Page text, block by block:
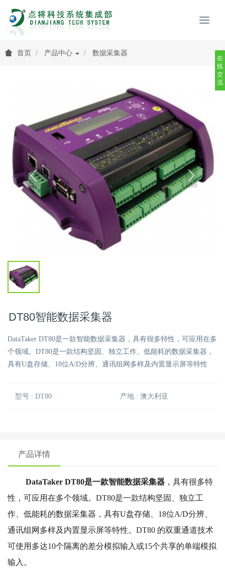
首页 产品中心 数据采集器
DT80智能数据采集器
DataTaker DT80是一款智能数据采集器，具有很多特性，可应用在多
个领域。DT80是一款结构坚固、独立工作、低能耗的数据采集器，
具有U盘存储、18位A/D分辨、通讯组网多样及内置显示屏等特性
型号 : DT80 产地 : 澳大利亚
产品详情
DataTaker DT80是一款智能数据采集器 ，具有很多特
性，可应用在多个领域。DT80是一款结构坚固、独立工
作、低能耗的数据采集器，具有U盘存储、18位A/D分辨、
通讯组网多样及内置显示屏等特性。DT80 的双重通道技术
可使用多达10个隔离的差分模拟输入或15个共享的单端模拟
输入。
在
线
交
流